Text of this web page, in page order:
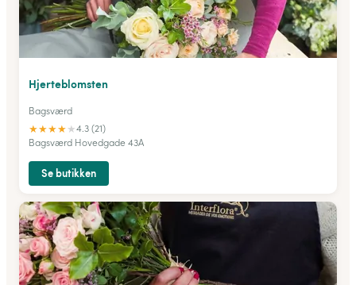
Hjerteblomsten
Bagsværd
★★★★★4.3 (21)
Bagsværd Hovedgade 43A
Se butikken